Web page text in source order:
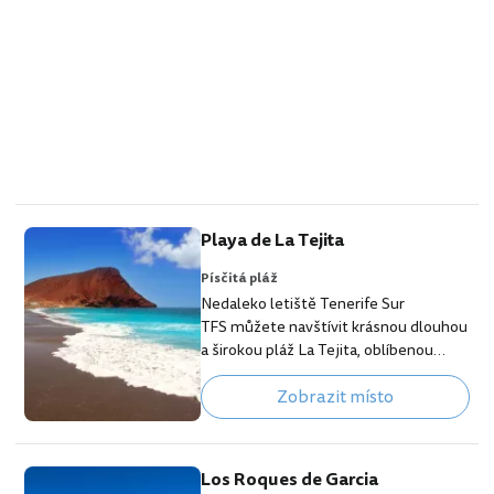
Playa de La Tejita
Písčitá pláž
Nedaleko letiště Tenerife Sur
TFS můžete navštívit krásnou dlouhou
a širokou pláž La Tejita, oblíbenou
mezi kitesurfaři a ideální místo, kde se
před odletem rozloučit s Atlantským
oceánem. La Tejitu pokrývá jemný
černý vulkanický písek a většinu tu na
velké ploše bude jen pár dalších lidí.
Směrem k vesničce La Tejita si
Zobrazit místo
Los Roques de Garcia